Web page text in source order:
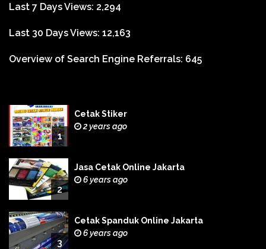
Last 7 Days Views: 2,294
Last 30 Days Views: 12,163
Overview of Search Engine Referrals: 645
1
Cetak Stiker
2 years ago
2
Jasa Cetak Online Jakarta
6 years ago
3
Cetak Spanduk Online Jakarta
6 years ago